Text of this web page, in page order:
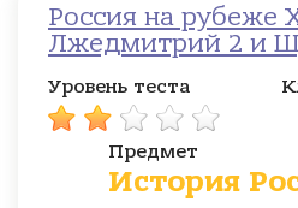
Россия на рубеже
Лжедмитрий 2 и
Уровень теста
Предмет
История